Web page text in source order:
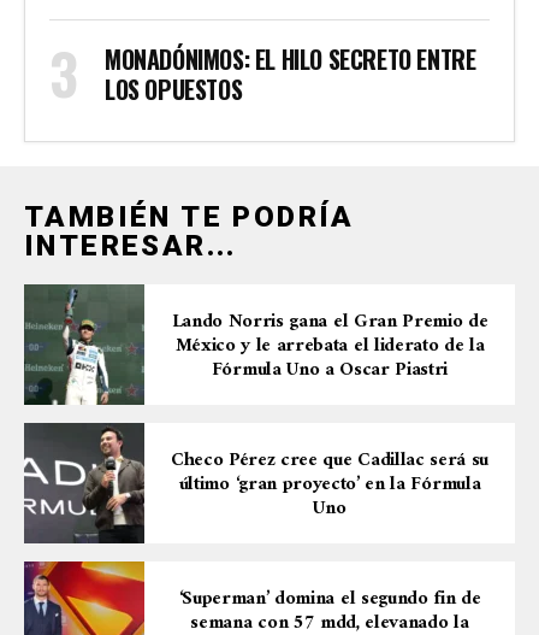
MONADÓNIMOS: EL HILO SECRETO ENTRE
LOS OPUESTOS
TAMBIÉN TE PODRÍA
INTERESAR...
Lando Norris gana el Gran Premio de
México y le arrebata el liderato de la
Fórmula Uno a Oscar Piastri
Checo Pérez cree que Cadillac será su
último ‘gran proyecto’ en la Fórmula
Uno
‘Superman’ domina el segundo fin de
semana con 57 mdd, elevanado la